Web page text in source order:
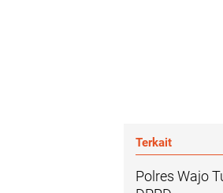
Terkait
Polres Wajo